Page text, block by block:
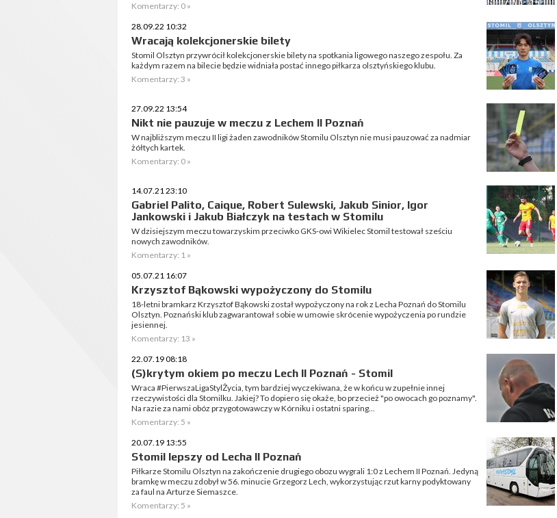
Komentarzy: 0 »
28.09.22 10:32
Wracają kolekcjonerskie bilety
Stomil Olsztyn przywrócił kolekcjonerskie bilety na spotkania ligowego naszego zespołu. Za
każdym razem na bilecie będzie widniała postać innego piłkarza olsztyńskiego klubu.
Komentarzy: 3 »
27.09.22 13:54
Nikt nie pauzuje w meczu z Lechem II Poznań
W najbliższym meczu II ligi żaden zawodników Stomilu Olsztyn nie musi pauzować za nadmiar
żółtych kartek.
Komentarzy: 0 »
14.07.21 23:10
Gabriel Palito, Caique, Robert Sulewski, Jakub Sinior, Igor
Jankowski i Jakub Białczyk na testach w Stomilu
W dzisiejszym meczu towarzyskim przeciwko GKS-owi Wikielec Stomil testował sześciu
nowych zawodników.
Komentarzy: 1 »
05.07.21 16:07
Krzysztof Bąkowski wypożyczony do Stomilu
18-letni bramkarz Krzysztof Bąkowski został wypożyczony na rok z Lecha Poznań do Stomilu
Olsztyn. Poznański klub zagwarantował sobie w umowie skrócenie wypożyczenia po rundzie
jesiennej.
Komentarzy: 13 »
22.07.19 08:18
(S)krytym okiem po meczu Lech II Poznań - Stomil
Wraca #PierwszaLigaStylŻycia, tym bardziej wyczekiwana, że w końcu w zupełnie innej
rzeczywistości dla Stomilku. Jakiej? To dopiero się okaże, bo przecież "po owocach go poznamy".
Na razie za nami obóz przygotowawczy w Kórniku i ostatni sparing...
Komentarzy: 5 »
20.07.19 13:55
Stomil lepszy od Lecha II Poznań
Piłkarze Stomilu Olsztyn na zakończenie drugiego obozu wygrali 1:0 z Lechem II Poznań. Jedyną
bramkę w meczu zdobył w 56. minucie Grzegorz Lech, wykorzystując rzut karny podyktowany
za faul na Arturze Siemaszce.
Komentarzy: 5 »